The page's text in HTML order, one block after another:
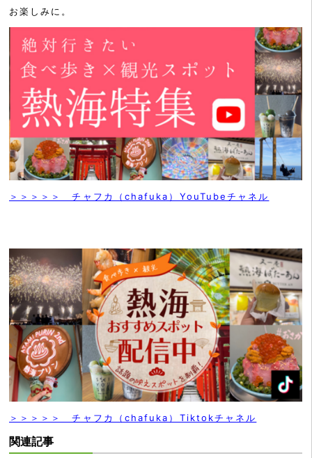
お楽しみに。
＞＞＞＞＞ チャフカ（chafuka）YouTubeチャネル
＞＞＞＞＞ チャフカ（chafuka）Tiktokチャネル
関連記事